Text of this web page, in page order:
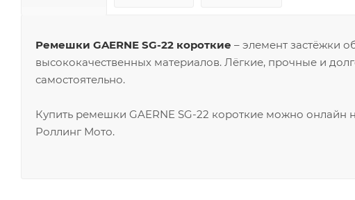
Ремешки GAERNE SG-22 короткие – элемент застёжки
высококачественных материалов. Лёгкие, прочные и
самостоятельно.
Купить ремешки GAERNE SG-22 короткие можно онлайн
Роллинг Мото.